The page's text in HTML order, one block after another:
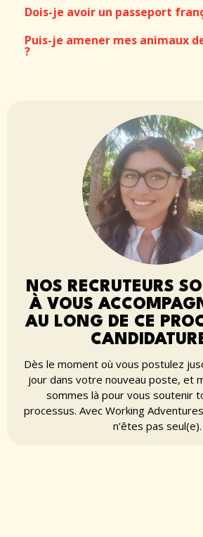
Dois-je avoir un passeport
Puis-je amener mes animaux
?
NOS RECRUTEURS
À VOUS
AU LONG DE CE
Dès le moment où vous postulez
jour dans votre nouveau poste, et
sommes là pour vous soutenir
processus. Avec Working
n’êtes pas seul(e).